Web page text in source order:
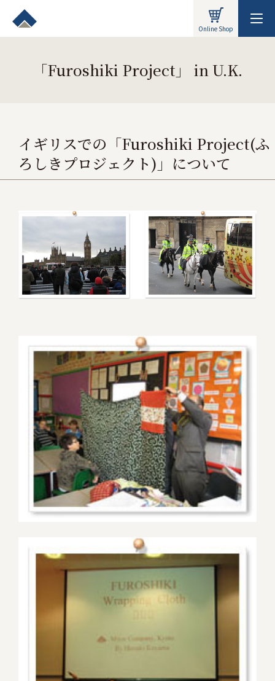
Online Shop
「Furoshiki Project」 in U.K.
イギリスでの「Furoshiki Project(ふ
ろしきプロジェクト)」について